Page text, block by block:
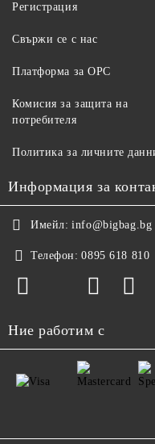
Регистрация
Свържи се с нас
Платформа за ОРС
Комисия за защита на
потребителя
Политика за личните
Информация за
Имейл: info@bigbag.bg
Телефон: 0895 618 810
Ние работим с